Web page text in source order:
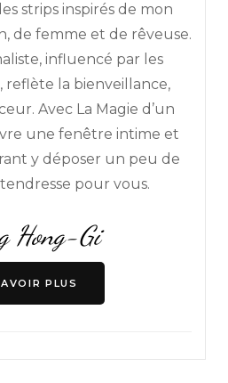
strips inspirés de mon
de femme et de rêveuse.
influencé par les
reflète la bienveillance,
Avec La Magie d’un
une fenêtre intime et
y déposer un peu de
pour vous.
Hong-Gi
PLUS